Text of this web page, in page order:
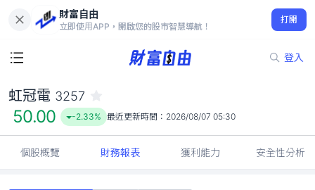
財富自由
立即使用APP，開啟您的股市智慧導航！
打開
登入
50.00
-2.33%
虹冠電 3257
50.00 -2.33% 最近更新時間： 2026/08/07 05:30
個股概覽 財務報表 獲利能力 安全性分析